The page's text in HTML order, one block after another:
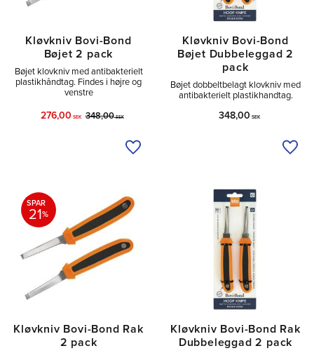
Kløvkniv Bovi-Bond
Bøjet 2 pack
Bøjet klovkniv med antibakterielt
plastikhåndtag. Findes i højre og
venstre
276,00 SEK 348,00SEK
Tilføj til ønskeliste
Kløvkniv Bovi-Bond
Bøjet Dubbeleggad 2
pack
Bøjet dobbeltbelagt klovkniv med
antibakterielt plastikhandtag.
348,00 SEK
Kløvkniv Bovi-Bond Rak
2 pack
SPAR
21%
Kløvkniv Bovi-Bond Rak
Dubbeleggad 2 pack